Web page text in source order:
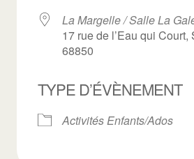
La Margelle / Salle La
17 rue de l’Eau qui Court,
68850
TYPE D’ÉVÈNEMENT
Activités Enfants/Ados